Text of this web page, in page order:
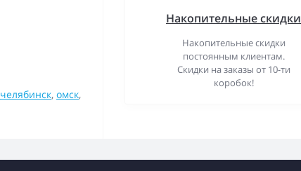
челябинск, омск,
Накопительные скидки
Накопительные скидки
постоянным клиентам.
Скидки на заказы от 10-ти
коробок!